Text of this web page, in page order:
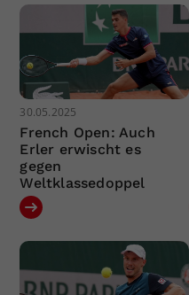
30.05.2025
French Open: Auch
Erler erwischt es
gegen
Weltklassedoppel